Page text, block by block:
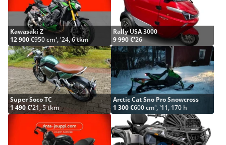
Kawasaki Z
12 900 €950 cm³, '24, 6 tkm
Rally USA 3000
9 990 €'26
Super Soco TC
1 490 €'21, 5 tkm
Arctic Cat Sno Pro Snowcross
1 300 €600 cm³, '11, 170 h